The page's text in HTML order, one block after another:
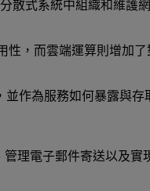
散式系統中組織和維護
性，而雲端運算則增加
作為服務如何暴露與存
理電子郵件寄送以及實